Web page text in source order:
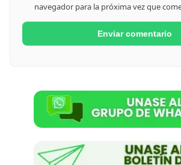
navegador para la próxima vez que